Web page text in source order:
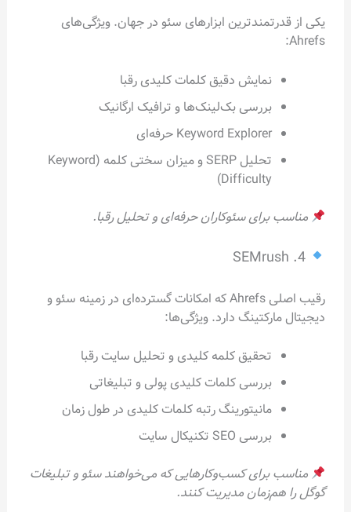
یکی از قدرتمندترین ابزارهای سئو در جهان. ویژگی‌های
Ahrefs:
نمایش دقیق کلمات کلیدی رقبا
بررسی بک‌لینک‌ها و ترافیک ارگانیک
Keyword Explorer حرفه‌ای
تحلیل SERP و میزان سختی کلمه (Keyword
Difficulty)
مناسب برای سئوکاران حرفه‌ای و تحلیل رقبا.
4. SEMrush
رقیب اصلی Ahrefs که امکانات گسترده‌ای در زمینه سئو و
دیجیتال مارکتینگ دارد. ویژگی‌ها:
تحقیق کلمه کلیدی و تحلیل سایت رقبا
بررسی کلمات کلیدی پولی و تبلیغاتی
مانیتورینگ رتبه کلمات کلیدی در طول زمان
بررسی SEO تکنیکال سایت
مناسب برای کسب‌وکارهایی که می‌خواهند سئو و تبلیغات
گوگل را هم‌زمان مدیریت کنند.